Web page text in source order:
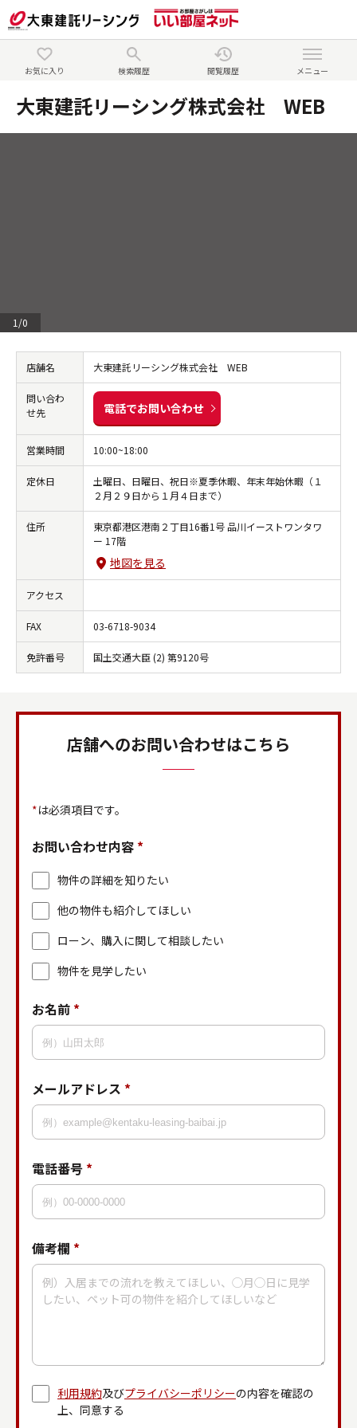
お気に入り 検索履歴 閲覧履歴 メニュー
大東建託リーシング株式会社 WEB
1 /0
店舗名 大東建託リーシング株式会社 WEB
問い合わ
せ先
電話でお問い合わせ
営業時間 10:00~18:00
定休日
土曜日、日曜日、祝日※夏季休暇、年末年始休暇（１
２月２９日から１月４日まで）
住所
東京都港区港南２丁目16番1号 品川イーストワンタワ
ー 17階
地図を見る
アクセス
FAX 03-6718-9034
免許番号 国土交通大臣 (2) 第9120号
店舗へのお問い合わせはこちら
*は必須項目です。
お問い合わせ内容 *
物件の詳細を知りたい
他の物件も紹介してほしい
ローン、購入に関して相談したい
物件を見学したい
お名前 *
メールアドレス *
電話番号 *
備考欄 *
利用規約及びプライバシーポリシーの内容を確認の
上、同意する